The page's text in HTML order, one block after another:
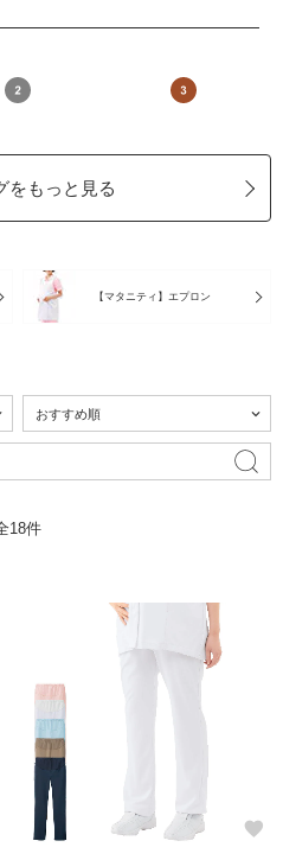
をもっと見る
【マタニティ】エプロン
18件
favorite